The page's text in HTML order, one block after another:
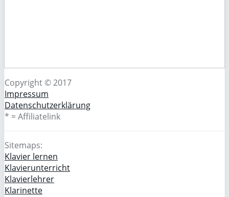
Copyright © 2017
Impressum
Datenschutzerklärung
* = Affiliatelink
Sitemaps:
Klavier lernen
Klavierunterricht
Klavierlehrer
Klarinette